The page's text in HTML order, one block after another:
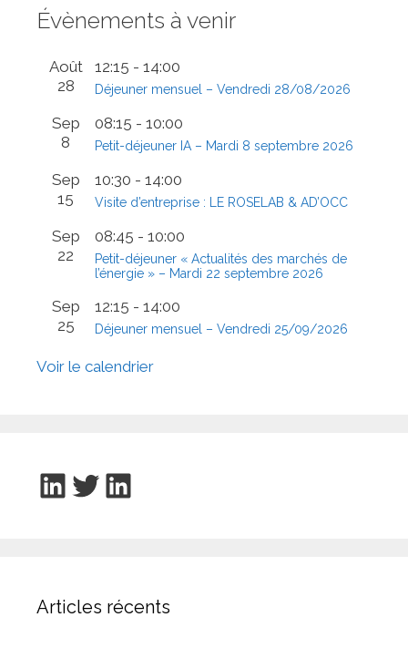
Évènements à venir
Août
28
12:15 - 14:00
Déjeuner mensuel – Vendredi 28/08/2026
Sep
8
08:15 - 10:00
Petit-déjeuner IA – Mardi 8 septembre 2026
Sep
15
10:30 - 14:00
Visite d’entreprise : LE ROSELAB & AD’OCC
Sep
22
08:45 - 10:00
Petit-déjeuner « Actualités des marchés de
l’énergie » – Mardi 22 septembre 2026
Sep
25
12:15 - 14:00
Déjeuner mensuel – Vendredi 25/09/2026
Voir le calendrier
LinkedIn
Twitter
LinkedIn
Articles récents